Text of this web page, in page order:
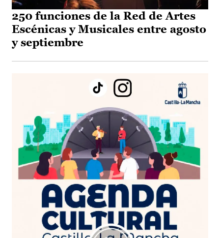
250 funciones de la Red de Artes
Escénicas y Musicales entre agosto
y septiembre